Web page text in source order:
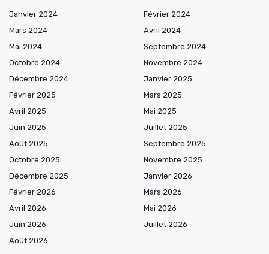
Janvier 2024
Février 2024
Mars 2024
Avril 2024
Mai 2024
Septembre 2024
Octobre 2024
Novembre 2024
Décembre 2024
Janvier 2025
Février 2025
Mars 2025
Avril 2025
Mai 2025
Juin 2025
Juillet 2025
Août 2025
Septembre 2025
Octobre 2025
Novembre 2025
Décembre 2025
Janvier 2026
Février 2026
Mars 2026
Avril 2026
Mai 2026
Juin 2026
Juillet 2026
Août 2026